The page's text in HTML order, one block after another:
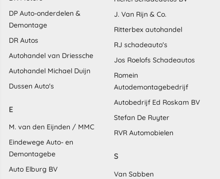
DP Auto-onderdelen &
Demontage
DR Autos
Autohandel van Driessche
Autohandel Michael Duijn
Dussen Auto's
E
M. van den Eijnden / MMC
Eindewege Auto- en
Demontagebe
Auto Elburg BV
J. Van Rijn & Co.
Ritterbex autohandel
RJ schadeauto's
Jos Roelofs Schadeautos
Romein
Autodemontagebedrijf
Autobedrijf Ed Roskam BV
Stefan De Ruyter
RVR Automobielen
S
Van Sabben